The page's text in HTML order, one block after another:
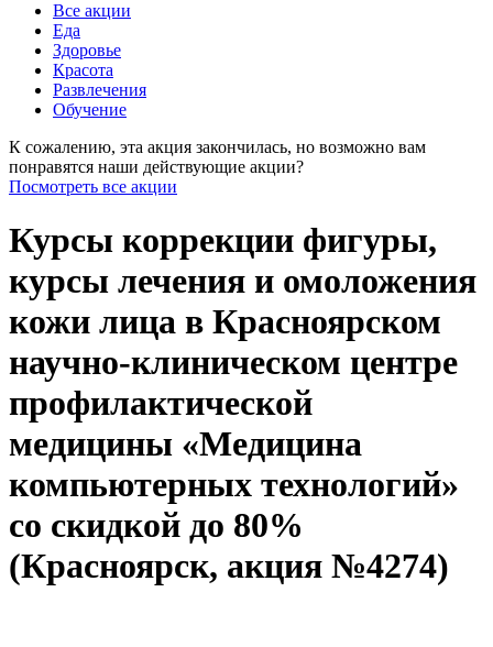
Все акции
Еда
Здоровье
Красота
Развлечения
Обучение
К сожалению, эта акция закончилась, но возможно вам
понравятся наши действующие акции?
Посмотреть все акции
Курсы коррекции фигуры,
курсы лечения и омоложения
кожи лица в Красноярском
научно-клиническом центре
профилактической
медицины «Медицина
компьютерных технологий»
со скидкой до 80%
(Красноярск, акция №4274)